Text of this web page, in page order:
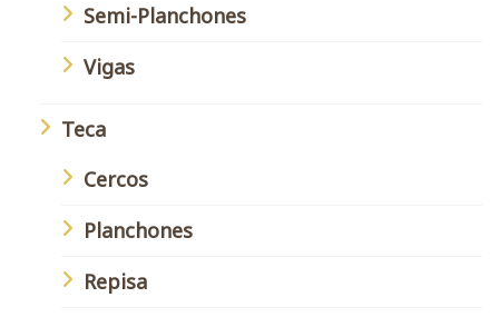
Semi-Planchones
Vigas
Teca
Cercos
Planchones
Repisa